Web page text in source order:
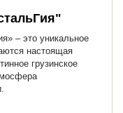
– это уникальное
настоящая
грузинское